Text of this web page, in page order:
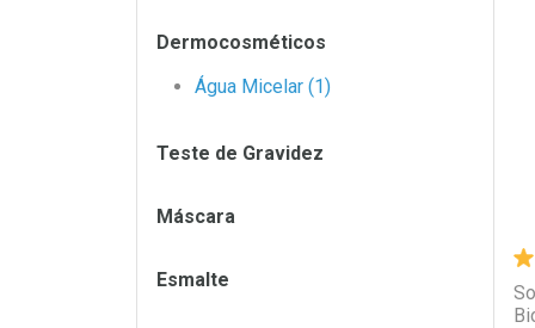
Dermocosméticos
Água Micelar (1)
Teste de Gravidez
Máscara
Esmalte